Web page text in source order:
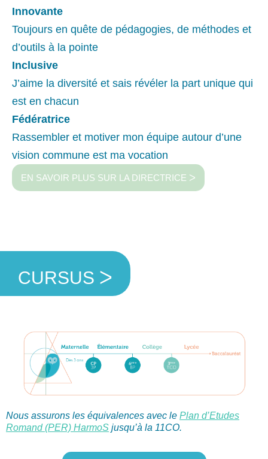
Innovante
Toujours en quête de pédagogies, de méthodes et
d’outils à la pointe
Inclusive
J’aime la diversité et sais révéler la part unique qui
est en chacun
Fédératrice
Rassembler et motiver mon équipe autour d’une
vision commune est ma vocation
EN SAVOIR PLUS SUR LA DIRECTRICE ᐳ
CURSUS ᐳ
Nous assurons les équivalences avec le Plan d’Etudes
Romand (PER) HarmoS jusqu’à la 11CO.